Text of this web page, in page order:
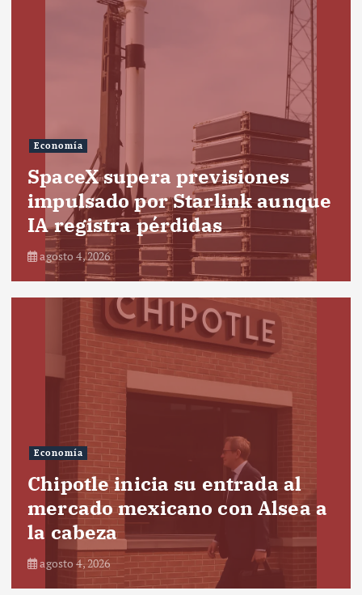
Economía
SpaceX supera previsiones
impulsado por Starlink aunque
IA registra pérdidas
agosto 4, 2026
Economía
Chipotle inicia su entrada al
mercado mexicano con Alsea a
la cabeza
agosto 4, 2026